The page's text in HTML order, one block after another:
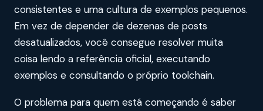
consistentes e uma cultura de exemplos pequenos.
Em vez de depender de dezenas de posts
desatualizados, você consegue resolver muita
coisa lendo a referência oficial, executando
exemplos e consultando o próprio toolchain.
O problema para quem está começando é saber